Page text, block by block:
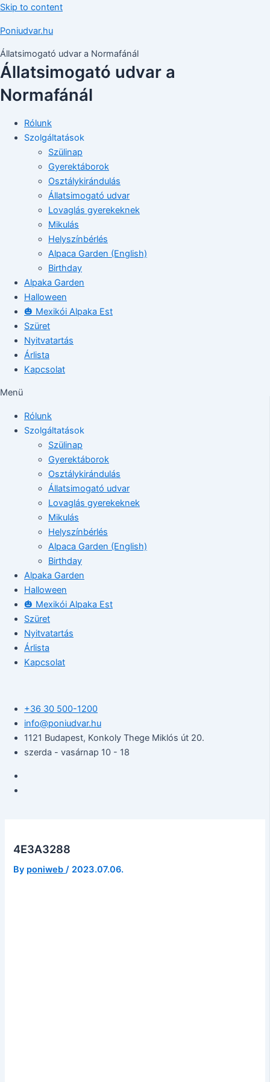
Skip to content
Poniudvar.hu
Állatsimogató udvar a Normafánál
Állatsimogató udvar a
Normafánál
Rólunk
Szolgáltatások
Szülinap
Gyerektáborok
Osztálykirándulás
Állatsimogató udvar
Lovaglás gyerekeknek
Mikulás
Helyszínbérlés
Alpaca Garden (English)
Birthday
Alpaka Garden
Halloween
🎃 Mexikói Alpaka Est
Szüret
Nyitvatartás
Árlista
Kapcsolat
Menü
Rólunk
Szolgáltatások
Szülinap
Gyerektáborok
Osztálykirándulás
Állatsimogató udvar
Lovaglás gyerekeknek
Mikulás
Helyszínbérlés
Alpaca Garden (English)
Birthday
Alpaka Garden
Halloween
🎃 Mexikói Alpaka Est
Szüret
Nyitvatartás
Árlista
Kapcsolat
+36 30 500-1200​
info@poniudvar.hu
1121 Budapest, Konkoly Thege Miklós út 20.
szerda - vasárnap 10 - 18
4E3A3288
By poniweb/ 2023.07.06.